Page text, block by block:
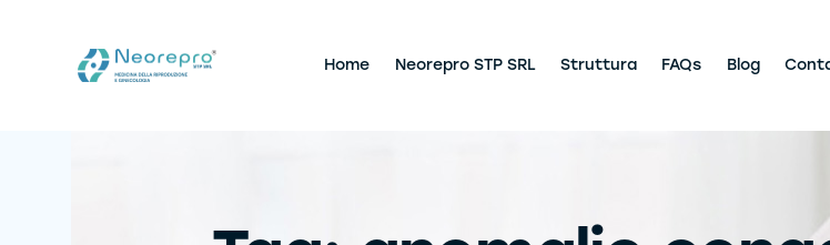
Home Neorepro STP SRL Struttura FAQs Blog